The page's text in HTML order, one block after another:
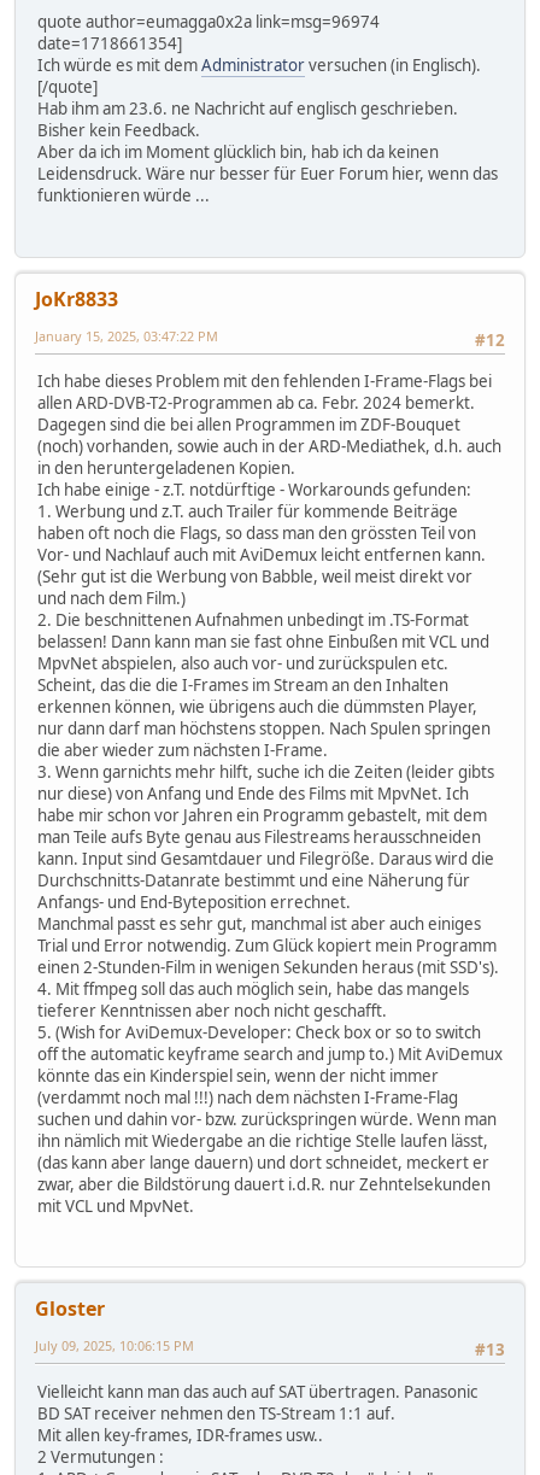
quote author=eumagga0x2a link=msg=96974
date=1718661354]
Ich würde es mit demAdministratorversuchen (in Englisch).
[/quote]
Hab ihm am 23.6. ne Nachricht auf englisch geschrieben.
Bisher kein Feedback.
Aber da ich im Moment glücklich bin, hab ich da keinen
Leidensdruck. Wäre nur besser für Euer Forum hier, wenn das
funktionieren würde ...
JoKr8833
#12
January 15, 2025, 03:47:22 PM
Ich habe dieses Problem mit den fehlenden I-Frame-Flags bei
allen ARD-DVB-T2-Programmen ab ca. Febr. 2024 bemerkt.
Dagegen sind die bei allen Programmen im ZDF-Bouquet
(noch) vorhanden, sowie auch in der ARD-Mediathek, d.h. auch
in den heruntergeladenen Kopien.
Ich habe einige - z.T. notdürftige - Workarounds gefunden:
1. Werbung und z.T. auch Trailer für kommende Beiträge
haben oft noch die Flags, so dass man den grössten Teil von
Vor- und Nachlauf auch mit AviDemux leicht entfernen kann.
(Sehr gut ist die Werbung von Babble, weil meist direkt vor
und nach dem Film.)
2. Die beschnittenen Aufnahmen unbedingt im .TS-Format
belassen! Dann kann man sie fast ohne Einbußen mit VCL und
MpvNet abspielen, also auch vor- und zurückspulen etc.
Scheint, das die die I-Frames im Stream an den Inhalten
erkennen können, wie übrigens auch die dümmsten Player,
nur dann darf man höchstens stoppen. Nach Spulen springen
die aber wieder zum nächsten I-Frame.
3. Wenn garnichts mehr hilft, suche ich die Zeiten (leider gibts
nur diese) von Anfang und Ende des Films mit MpvNet. Ich
habe mir schon vor Jahren ein Programm gebastelt, mit dem
man Teile aufs Byte genau aus Filestreams herausschneiden
kann. Input sind Gesamtdauer und Filegröße. Daraus wird die
Durchschnitts-Datanrate bestimmt und eine Näherung für
Anfangs- und End-Byteposition errechnet.
Manchmal passt es sehr gut, manchmal ist aber auch einiges
Trial und Error notwendig. Zum Glück kopiert mein Programm
einen 2-Stunden-Film in wenigen Sekunden heraus (mit SSD's).
4. Mit ffmpeg soll das auch möglich sein, habe das mangels
tieferer Kenntnissen aber noch nicht geschafft.
5. (Wish for AviDemux-Developer: Check box or so to switch
off the automatic keyframe search and jump to.) Mit AviDemux
könnte das ein Kinderspiel sein, wenn der nicht immer
(verdammt noch mal !!!) nach dem nächsten I-Frame-Flag
suchen und dahin vor- bzw. zurückspringen würde. Wenn man
ihn nämlich mit Wiedergabe an die richtige Stelle laufen lässt,
(das kann aber lange dauern) und dort schneidet, meckert er
zwar, aber die Bildstörung dauert i.d.R. nur Zehntelsekunden
mit VCL und MpvNet.
Gloster
#13
July 09, 2025, 10:06:15 PM
Vielleicht kann man das auch auf SAT übertragen. Panasonic
BD SAT receiver nehmen den TS-Stream 1:1 auf.
Mit allen key-frames, IDR-frames usw..
2 Vermutungen :